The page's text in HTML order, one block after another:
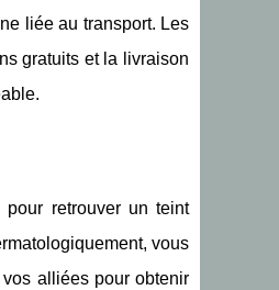
liée au transport. Les
gratuits et la livraison
retrouver un teint
vous
alliées pour obtenir